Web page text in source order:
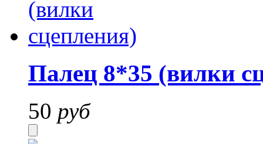
Палец 8*35 (вилки
50 руб